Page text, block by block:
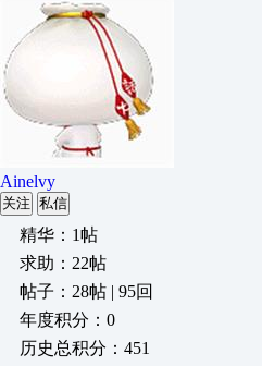
Ainelvy
关注 私信
精华：1帖
求助：22帖
帖子：28帖 | 95回
年度积分：0
历史总积分：451